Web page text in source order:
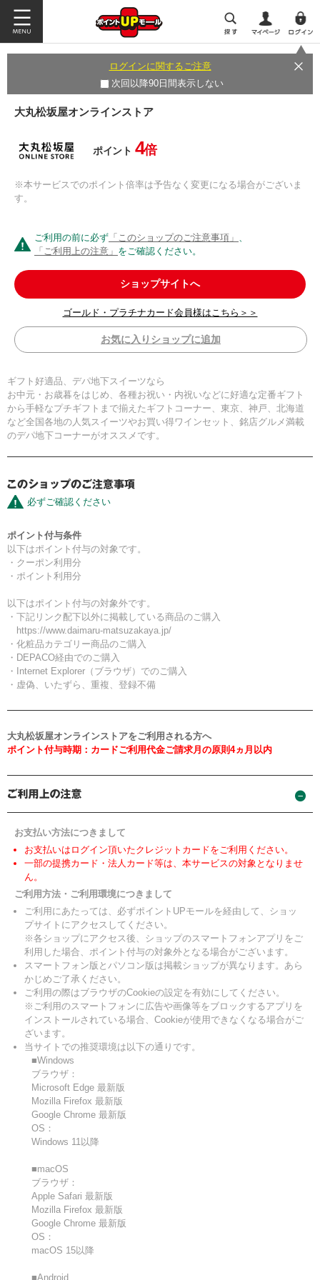
ログインに関するご注意
次回以降90日間表示しない
大丸松坂屋オンラインストア
ポイント 4倍
※本サービスでのポイント倍率は予告なく変更になる場合がございま
す。
ご利用の前に必ず 「このショップのご注意事項」 、
「ご利用上の注意」 をご確認ください。
ショップサイトへ
ゴールド・プラチナカード会員様はこちら＞＞
お気に入りショップに追加
ギフト好適品、デパ地下スイーツなら
お中元・お歳暮をはじめ、各種お祝い・内祝いなどに好適な定番ギフト
から手軽なプチギフトまで揃えたギフトコーナー、東京、神戸、北海道
など全国各地の人気スイーツやお買い得ワインセット、銘店グルメ満載
のデパ地下コーナーがオススメです。
必ずご確認ください
ポイント付与条件
以下はポイント付与の対象です。
・クーポン利用分
・ポイント利用分
以下はポイント付与の対象外です。
・下記リンク配下以外に掲載している商品のご購入
https://www.daimaru-matsuzakaya.jp/
・化粧品カテゴリー商品のご購入
・DEPACO経由でのご購入
・Internet Explorer（ブラウザ）でのご購入
・虚偽、いたずら、重複、登録不備
大丸松坂屋オンラインストアをご利用される方へ
ポイント付与時期：カードご利用代金ご請求月の原則4ヵ月以内
お支払い方法につきまして
お支払いはログイン頂いたクレジットカードをご利用ください。
一部の提携カード・法人カード等は、本サービスの対象となりませ
ん。
ご利用方法・ご利用環境につきまして
ご利用にあたっては、必ずポイントUPモールを経由して、ショッ
プサイトにアクセスしてください。
※各ショップにアクセス後、ショップのスマートフォンアプリをご
利用した場合、ポイント付与の対象外となる場合がございます。
スマートフォン版とパソコン版は掲載ショップが異なります。あら
かじめご了承ください。
ご利用の際はブラウザのCookieの設定を有効にしてください。
※ご利用のスマートフォンに広告や画像等をブロックするアプリを
インストールされている場合、Cookieが使用できなくなる場合がご
ざいます。
当サイトでの推奨環境は以下の通りです。
■Windows
ブラウザ：
Microsoft Edge 最新版
Mozilla Firefox 最新版
Google Chrome 最新版
OS：
Windows 11以降
■macOS
ブラウザ：
Apple Safari 最新版
Mozilla Firefox 最新版
Google Chrome 最新版
OS：
macOS 15以降
■Android